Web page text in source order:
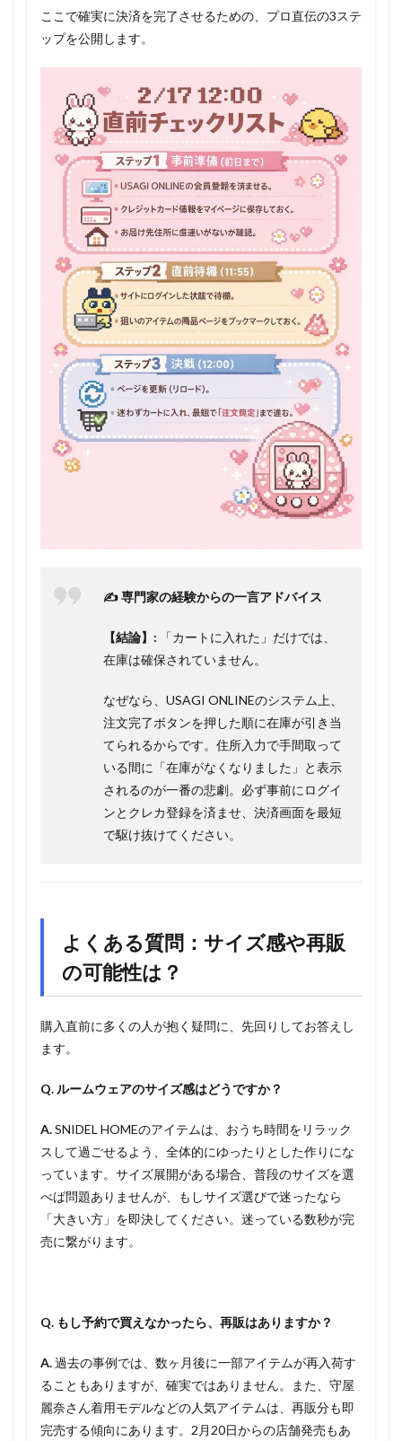
ここで確実に決済を完了させるための、プロ直伝の3ステ
ップを公開します。
✍️ 専門家の経験からの一言アドバイス
【結論】: 「カートに入れた」だけでは、
在庫は確保されていません。
なぜなら、USAGI ONLINEのシステム上、
注文完了ボタンを押した順に在庫が引き当
てられるからです。住所入力で手間取って
いる間に「在庫がなくなりました」と表示
されるのが一番の悲劇。必ず事前にログイ
ンとクレカ登録を済ませ、決済画面を最短
で駆け抜けてください。
よくある質問：サイズ感や再販
の可能性は？
購入直前に多くの人が抱く疑問に、先回りしてお答えし
ます。
Q. ルームウェアのサイズ感はどうですか？
A.SNIDEL HOMEのアイテムは、おうち時間をリラック
スして過ごせるよう、全体的にゆったりとした作りにな
っています。サイズ展開がある場合、普段のサイズを選
べば問題ありませんが、もしサイズ選びで迷ったなら
「大きい方」を即決してください。迷っている数秒が完
売に繋がります。
Q. もし予約で買えなかったら、再販はありますか？
A.過去の事例では、数ヶ月後に一部アイテムが再入荷す
ることもありますが、確実ではありません。また、守屋
麗奈さん着用モデルなどの人気アイテムは、再販分も即
完売する傾向にあります。2月20日からの店舗発売もあ